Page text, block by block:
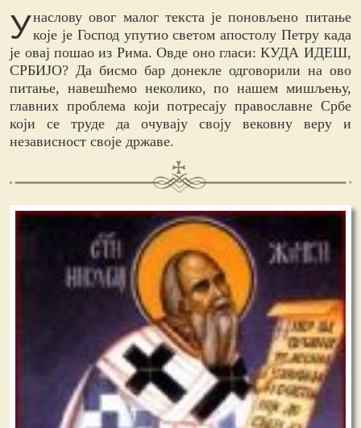
Унаслову овог малог текста је поновљено питање
које је Господ упутио светом апостолу Петру када
је овај пошао из Рима. Овде оно гласи: КУДА ИДЕШ,
СРБИЈО? Да бисмо бар донекле одговорили на ово
питање, навешћемо неколико, по нашем мишљењу,
главних проблема који потресају православне Србе
који се труде да очувају своју вековну веру и
независност своје државе.